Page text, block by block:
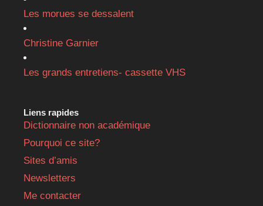
Les morues se dessalent
Christine Garnier
Les grands entretiens- cassette VHS
Liens rapides
Dictionnaire non académique
Pourquoi ce site?
Sites d’amis
Newsletters
Me contacter